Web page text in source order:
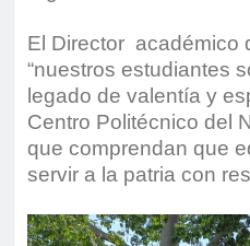
El Director académico
“nuestros estudiantes
legado de valentía y
Centro Politécnico del
que comprendan que
servir a la patria con